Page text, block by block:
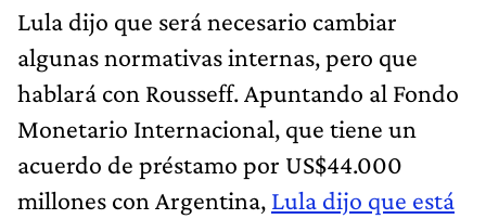
Lula dijo que será necesario cambiar
algunas normativas internas, pero que
hablará con Rousseff. Apuntando al Fondo
Monetario Internacional, que tiene un
acuerdo de préstamo por US$44.000
millones con Argentina, Lula dijo que está